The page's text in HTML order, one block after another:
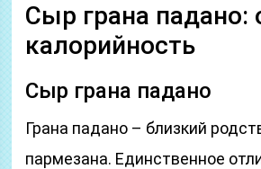
Сыр грана падано:
калорийность
Сыр грана падано
Грана падано – близкий
пармезана. Единственное